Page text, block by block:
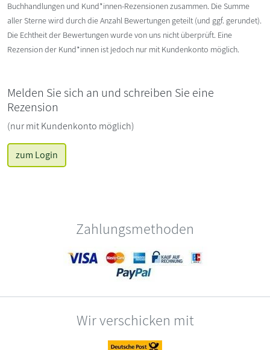
Buchhandlungen und Kund*innen-Rezensionen zusammen. Die Summe
aller Sterne wird durch die Anzahl Bewertungen geteilt (und ggf. gerundet).
Die Echtheit der Bewertungen wurde von uns nicht überprüft. Eine
Rezension der Kund*innen ist jedoch nur mit Kundenkonto möglich.
Melden Sie sich an und schreiben Sie eine
Rezension
(nur mit Kundenkonto möglich)
zum Login
Zahlungsmethoden
Wir verschicken mit